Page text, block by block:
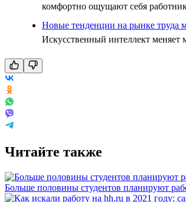
комфортно ощущают себя
Новые тенденции на рынке труда
Искусственный интеллект меняет
Читайте также
Больше половины студентов планируют